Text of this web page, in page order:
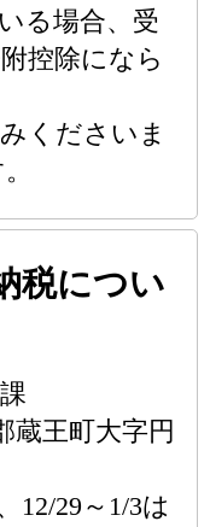
る場合、受
控除になら
くださいま
税につい
蔵王町大字円
12/29～1/3は